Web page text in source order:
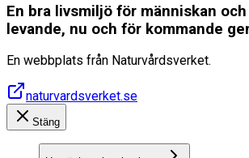
En bra livsmiljö för människan
levande, nu och för kommande
En webbplats från Naturvårdsverket.
naturvardsverket.se
Stäng